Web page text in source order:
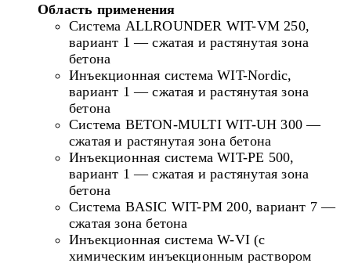
Область применения
Система ALLROUNDER WIT-VM 250,
вариант 1 — сжатая и растянутая зона
бетона
Инъекционная система WIT-Nordic,
вариант 1 — сжатая и растянутая зона
бетона
Система BETON-MULTI WIT-UH 300 —
сжатая и растянутая зона бетона
Инъекционная система WIT-PE 500,
вариант 1 — сжатая и растянутая зона
бетона
Система BASIC WIT-PM 200, вариант 7 —
сжатая зона бетона
Инъекционная система W-VI (с
химическим инъекционным раствором